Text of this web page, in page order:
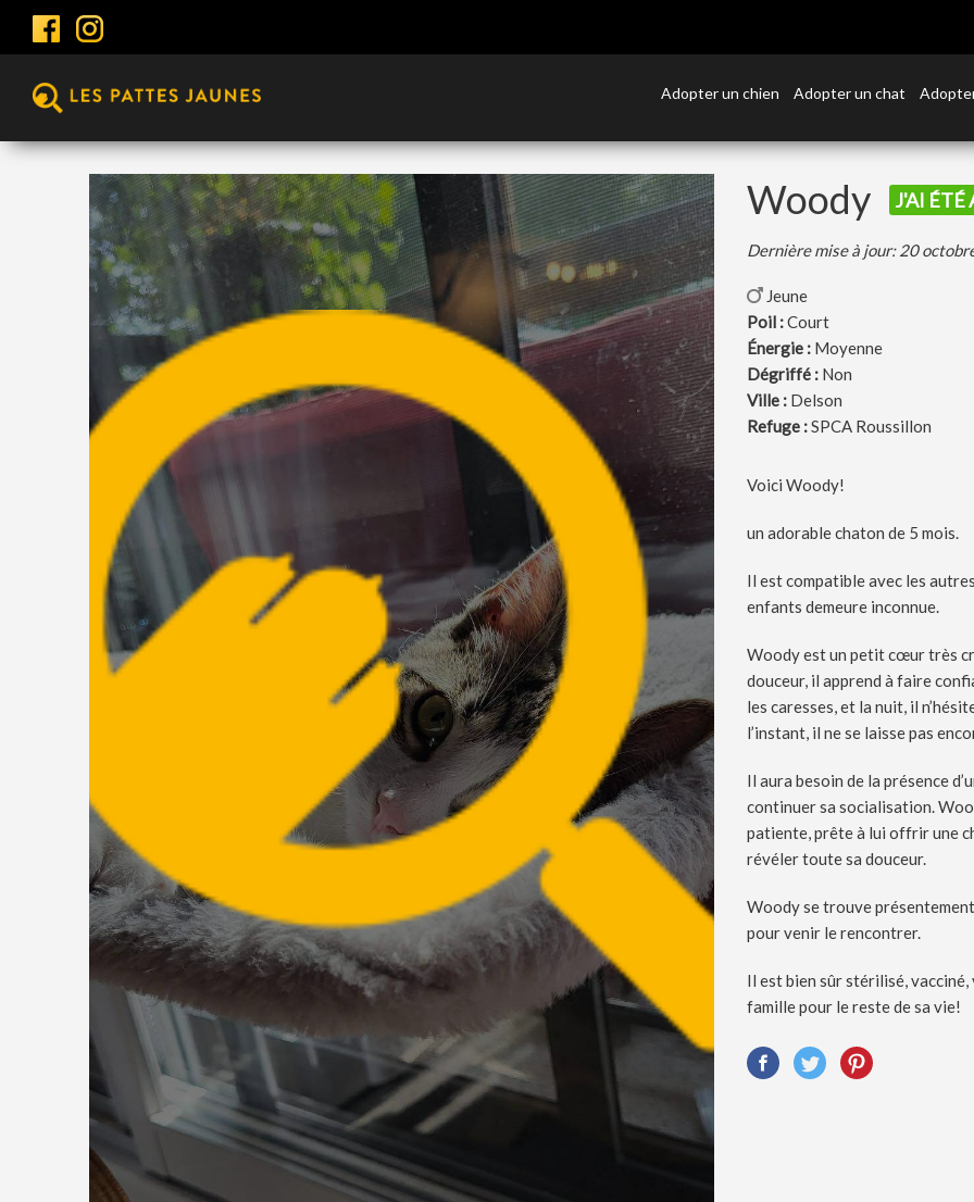
Adopter un chien Adopter un chat
Woody J'AI ÉTÉ
Dernière mise à jour: 20
Jeune
Poil :Court
Énergie : Moyenne
Dégriffé : Non
Ville : Delson
Refuge :SPCA Roussillon
Voici Woody!
un adorable chaton de 5 mois.
Il est compatible avec les
enfants demeure inconnue.
Woody est un petit cœur très
douceur, il apprend à faire
les caresses, et la nuit, il
l’instant, il ne se laisse pas
Il aura besoin de la présence
continuer sa socialisation.
patiente, prête à lui offrir une
révéler toute sa douceur.
Woody se trouve
pour venir le rencontrer.
Il est bien sûr stérilisé,
famille pour le reste de sa vie!